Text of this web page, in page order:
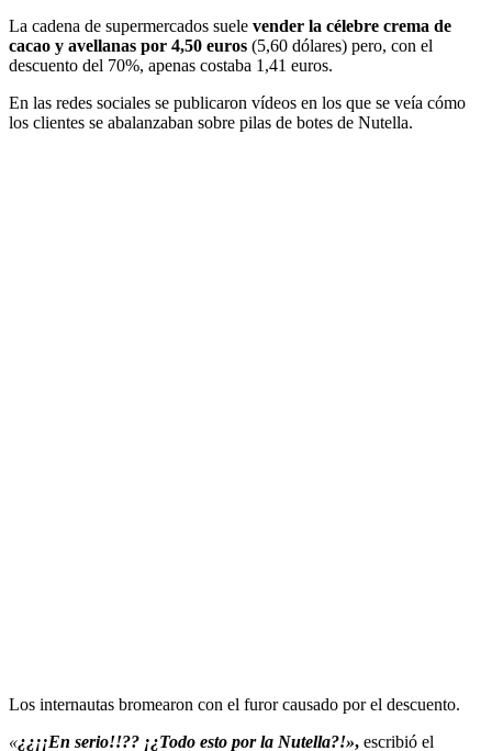
La cadena de supermercados suele vender la célebre crema de
cacao y avellanas por 4,50 euros (5,60 dólares) pero, con el
descuento del 70%, apenas costaba 1,41 euros.
En las redes sociales se publicaron vídeos en los que se veía cómo
los clientes se abalanzaban sobre pilas de botes de Nutella.
Los internautas bromearon con el furor causado por el descuento.
«¿¿¡¡En serio!!?? ¡¿Todo esto por la Nutella?!», escribió el